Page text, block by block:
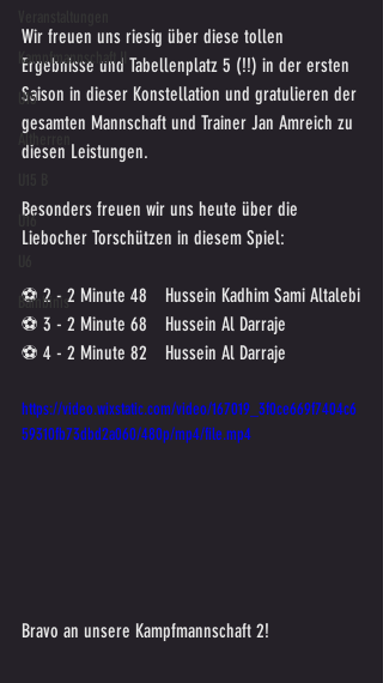
Kampfmannschaft II
U15
Altherren
U16
Bambinis
Wir freuen uns riesig über diese tollen
Ergebnisse und Tabellenplatz 5 (!!) in der ersten
Saison in dieser Konstellation und gratulieren der
gesamten Mannschaft und Trainer Jan Amreich zu
diesen Leistungen.
Besonders freuen wir uns heute über die
Liebocher Torschützen in diesem Spiel:
⚽ 2 - 2 Minute 48	Hussein Kadhim Sami Altalebi
⚽ 3 - 2 Minute 68	Hussein Al Darraje
⚽ 4 - 2 Minute 82	Hussein Al Darraje
https://video.wixstatic.com/video/167019_3f0ce669f7404c6
59310fb73dbd2a060/480p/mp4/file.mp4
Bravo an unsere Kampfmannschaft 2!